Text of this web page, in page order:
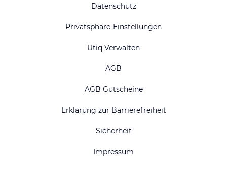
Datenschutz
Privatsphäre-Einstellungen
Utiq Verwalten
AGB
AGB Gutscheine
Erklärung zur Barrierefreiheit
Sicherheit
Impressum